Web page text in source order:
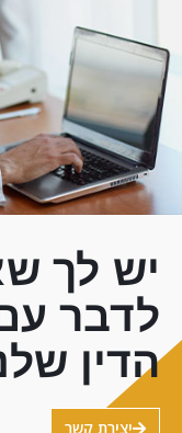
יש לך
לדבר
הדין
יצירת קשר